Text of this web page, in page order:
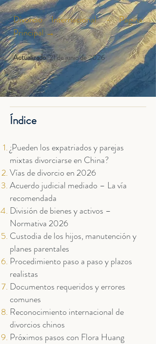
Divorcio Internacional - Página
Principal→
Actualizado: 21 de junio de 2026
Índice
¿Pueden los expatriados y parejas
mixtas divorciarse en China?
Vías de divorcio en 2026
Acuerdo judicial mediado – La vía
recomendada
División de bienes y activos –
Normativa 2026
Custodia de los hijos, manutención y
planes parentales
Procedimiento paso a paso y plazos
realistas
Documentos requeridos y errores
comunes
Reconocimiento internacional de
divorcios chinos
Próximos pasos con Flora Huang